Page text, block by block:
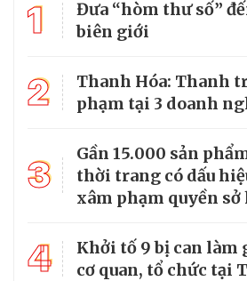
1
Đưa “hòm thư số”
biên giới
2
Thanh Hóa: Thanh
phạm tại 3 doanh
3
Gần 15.000 sản
thời trang có dấu
xâm phạm quyền
4
Khởi tố 9 bị can làm
cơ quan, tổ chức tại